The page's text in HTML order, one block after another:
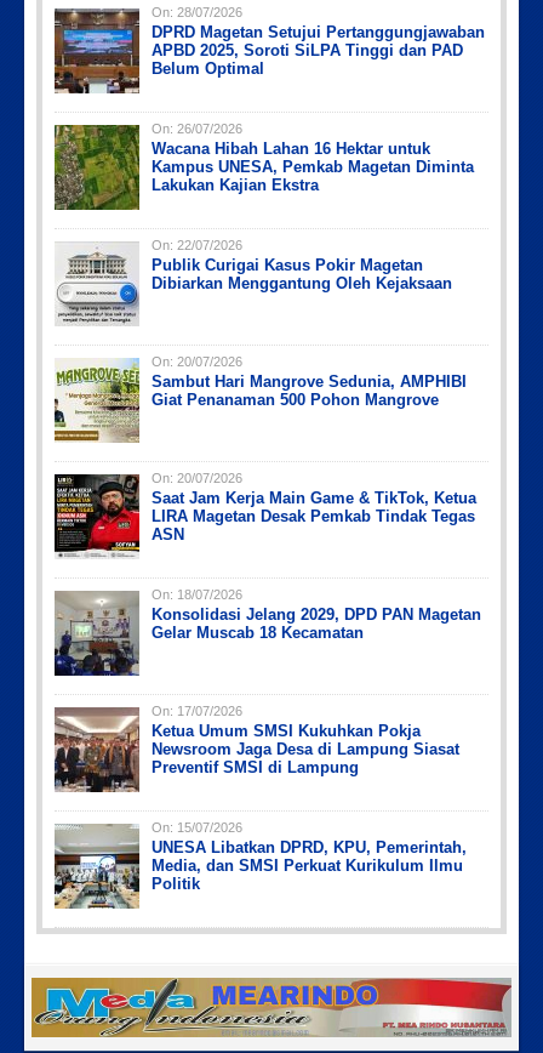
IMG_20230730_152959
Picsart_23-04-10_00-36-15-097
Picsart_23-04-12_11-55-35-604
Picsart_23-04-12_12-24-51-034
IMG-20191006-WA0043
On: 28/07/2026
DPRD Magetan Setujui Pertanggungjawaban
APBD 2025, Soroti SiLPA Tinggi dan PAD
Belum Optimal
On: 26/07/2026
Wacana Hibah Lahan 16 Hektar untuk
Kampus UNESA, Pemkab Magetan Diminta
Lakukan Kajian Ekstra
On: 22/07/2026
Publik Curigai Kasus Pokir Magetan
Dibiarkan Menggantung Oleh Kejaksaan
On: 20/07/2026
Sambut Hari Mangrove Sedunia, AMPHIBI
Giat Penanaman 500 Pohon Mangrove
On: 20/07/2026
Saat Jam Kerja Main Game & TikTok, Ketua
LIRA Magetan Desak Pemkab Tindak Tegas
ASN
On: 18/07/2026
Konsolidasi Jelang 2029, DPD PAN Magetan
Gelar Muscab 18 Kecamatan
On: 17/07/2026
Ketua Umum SMSI Kukuhkan Pokja
Newsroom Jaga Desa di Lampung Siasat
Preventif SMSI di Lampung
On: 15/07/2026
UNESA Libatkan DPRD, KPU, Pemerintah,
Media, dan SMSI Perkuat Kurikulum Ilmu
Politik